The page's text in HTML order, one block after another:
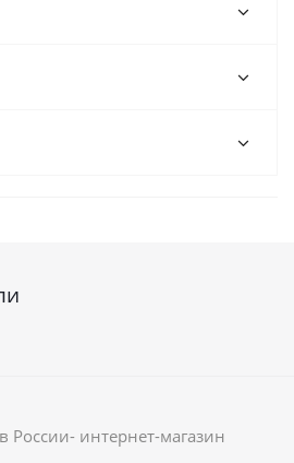
России- интернет-магазин